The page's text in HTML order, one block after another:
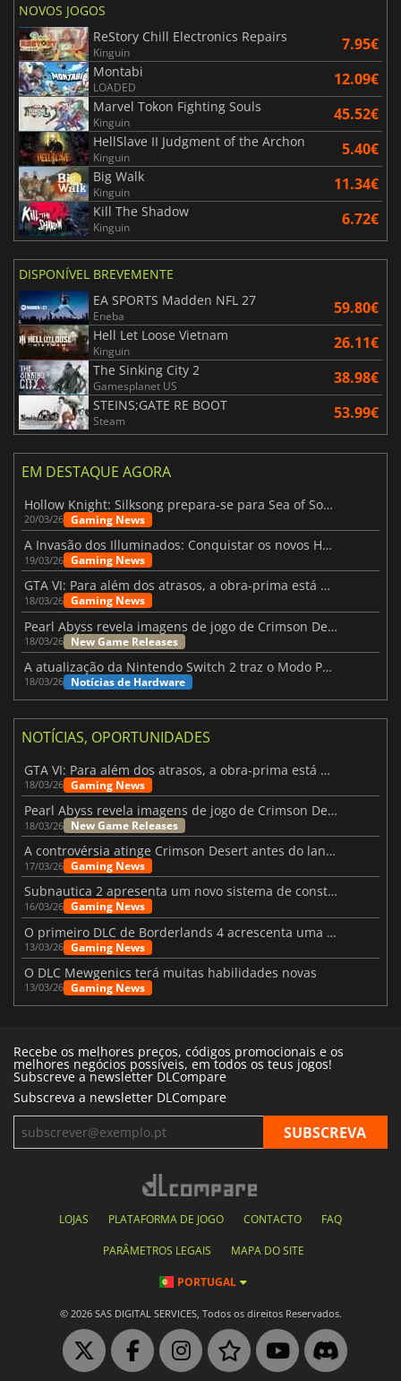
NOVOS JOGOS
ReStory Chill Electronics Repairs
Kinguin 7.95€
Montabi
LOADED 12.09€
Marvel Tokon Fighting Souls
Kinguin 45.52€
HellSlave II Judgment of the Archon
Kinguin 5.40€
Big Walk
Kinguin 11.34€
Kill The Shadow
Kinguin 6.72€
DISPONÍVEL BREVEMENTE
EA SPORTS Madden NFL 27
Eneba 59.80€
Hell Let Loose Vietnam
Kinguin 26.11€
The Sinking City 2
Gamesplanet US 38.98€
STEINS;GATE RE BOOT
Steam 53.99€
EM DESTAQUE AGORA
Hollow Knight: Silksong prepara-se para Sea of Sorrow com um patch
20/03/26 Gaming News
A Invasão dos Illuminados: Conquistar os novos Helldivers 2 Atualização!
19/03/26 Gaming News
GTA VI: Para além dos atrasos, a obra-prima está quase a chegar
18/03/26 Gaming News
Pearl Abyss revela imagens de jogo de Crimson Desert para a PS5
18/03/26 New Game Releases
A atualização da Nintendo Switch 2 traz o Modo Portátil aos jogos mais antigos da Switch
18/03/26 Notícias de Hardware
NOTÍCIAS, OPORTUNIDADES
GTA VI: Para além dos atrasos, a obra-prima está quase a chegar
18/03/26 Gaming News
Pearl Abyss revela imagens de jogo de Crimson Desert para a PS5
18/03/26 New Game Releases
A controvérsia atinge Crimson Desert antes do lançamento
17/03/26 Gaming News
Subnautica 2 apresenta um novo sistema de construção de bases
16/03/26 Gaming News
O primeiro DLC de Borderlands 4 acrescenta uma nova personagem e muito mais
13/03/26 Gaming News
O DLC Mewgenics terá muitas habilidades novas
13/03/26 Gaming News
Recebe os melhores preços, códigos promocionais e os
melhores negócios possíveis, em todos os teus jogos!
Subscreve a newsletter DLCompare
Subscreva a newsletter DLCompare
LOJAS PLATAFORMA DE JOGO CONTACTO FAQ
PARÂMETROS LEGAIS MAPA DO SITE
PORTUGAL
© 2026 SAS DIGITAL SERVICES, Todos os direitos Reservados.